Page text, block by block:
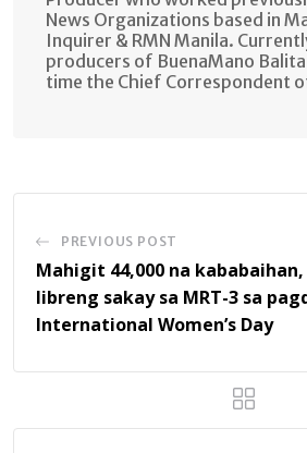
News Organizations based in
Inquirer & RMN Manila.
producers of BuenaMano
time the Chief Correspondent
PREVIOUS POST
Mahigit 44,000 na
libreng sakay sa MRT-3 sa
International Women’s Day